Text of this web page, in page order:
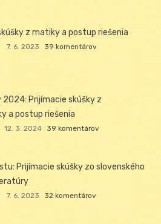
z matiky a postup riešenia
7. 6. 2023 39 komentárov
Prijímacie skúšky z
a postup riešenia
12. 3. 2024 39 komentárov
Prijímacie skúšky zo slovenského
7. 6. 2023 32 komentárov